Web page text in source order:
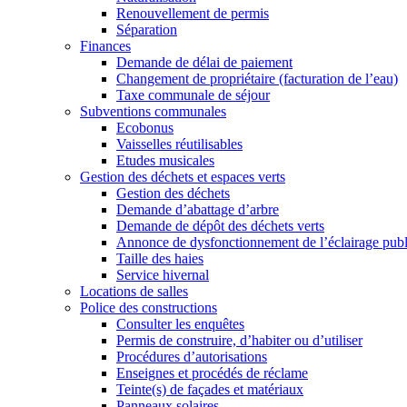
Renouvellement de permis
Séparation
Finances
Demande de délai de paiement
Changement de propriétaire (facturation de l’eau)
Taxe communale de séjour
Subventions communales
Ecobonus
Vaisselles réutilisables
Etudes musicales
Gestion des déchets et espaces verts
Gestion des déchets
Demande d’abattage d’arbre
Demande de dépôt des déchets verts
Annonce de dysfonctionnement de l’éclairage
Taille des haies
Service hivernal
Locations de salles
Police des constructions
Consulter les enquêtes
Permis de construire, d’habiter ou d’utiliser
Procédures d’autorisations
Enseignes et procédés de réclame
Teinte(s) de façades et matériaux